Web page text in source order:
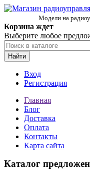
Модели на
Корзина ждет
Выберите любое
Найти
Вход
Регистрация
Главная
Блог
Доставка
Оплата
Контакты
Карта сайта
Каталог